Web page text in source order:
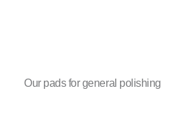
Our pads for general polishing